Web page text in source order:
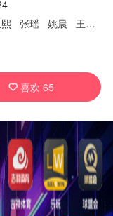
张瑶 姚晨
王珞丹
 喜欢65
广告